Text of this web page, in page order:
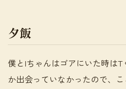
夕飯
僕とIちゃんはゴアにいた時はT
か出会っていなかったので、